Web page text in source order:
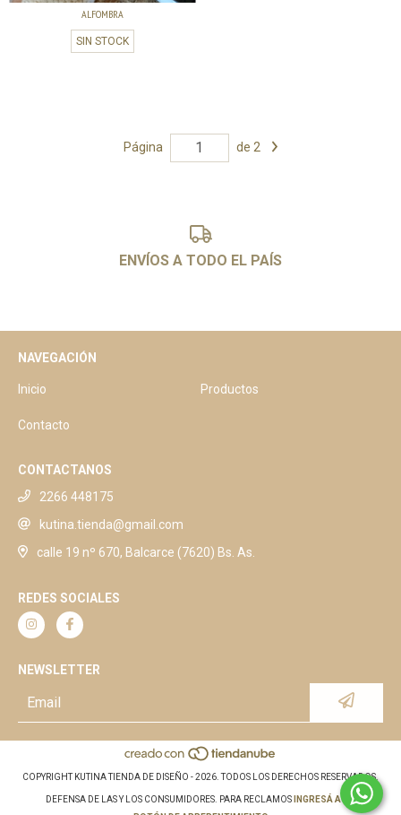
ALFOMBRA
SIN STOCK
Página de 2
ENVÍOS A TODO EL PAÍS
NAVEGACIÓN
Inicio Productos
Contacto
CONTACTANOS
2266 448175
kutina.tienda@gmail.com
calle 19 nº 670, Balcarce (7620) Bs. As.
REDES SOCIALES
NEWSLETTER
COPYRIGHT KUTINA TIENDA DE DISEÑO - 2026. TODOS LOS DERECHOS RESERVADOS.
DEFENSA DE LAS Y LOS CONSUMIDORES. PARA RECLAMOS
INGRESÁ ACÁ.